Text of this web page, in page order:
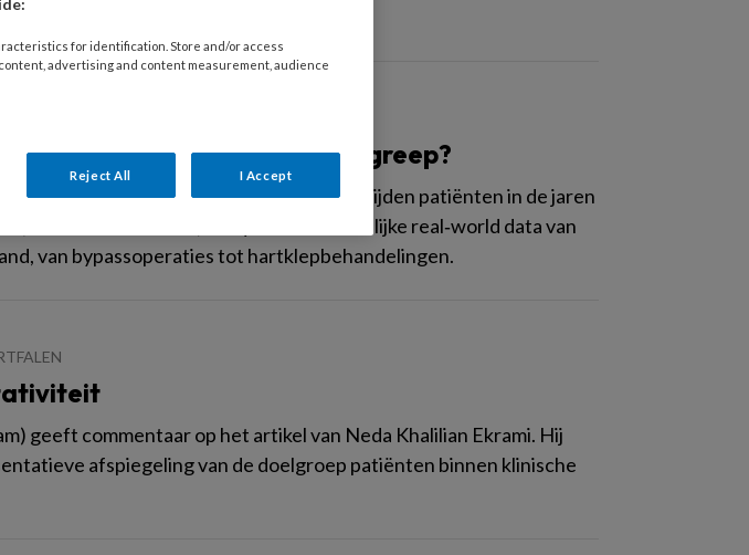
wat gebeurt er ná de ingreep?
eigenlijk geregeld? En waaraan overlijden patiënten in de jaren
(data-analisten NHR) analyseerden landelijke real‑world data van
van bypassoperaties tot hartklepbehandelingen.
geeft commentaar op het artikel van Neda Khalilian Ekrami. Hij
afspiegeling van de doelgroep patiënten binnen klinische
for identification. Store and/or access
advertising and content measurement, audience
Reject All I Accept